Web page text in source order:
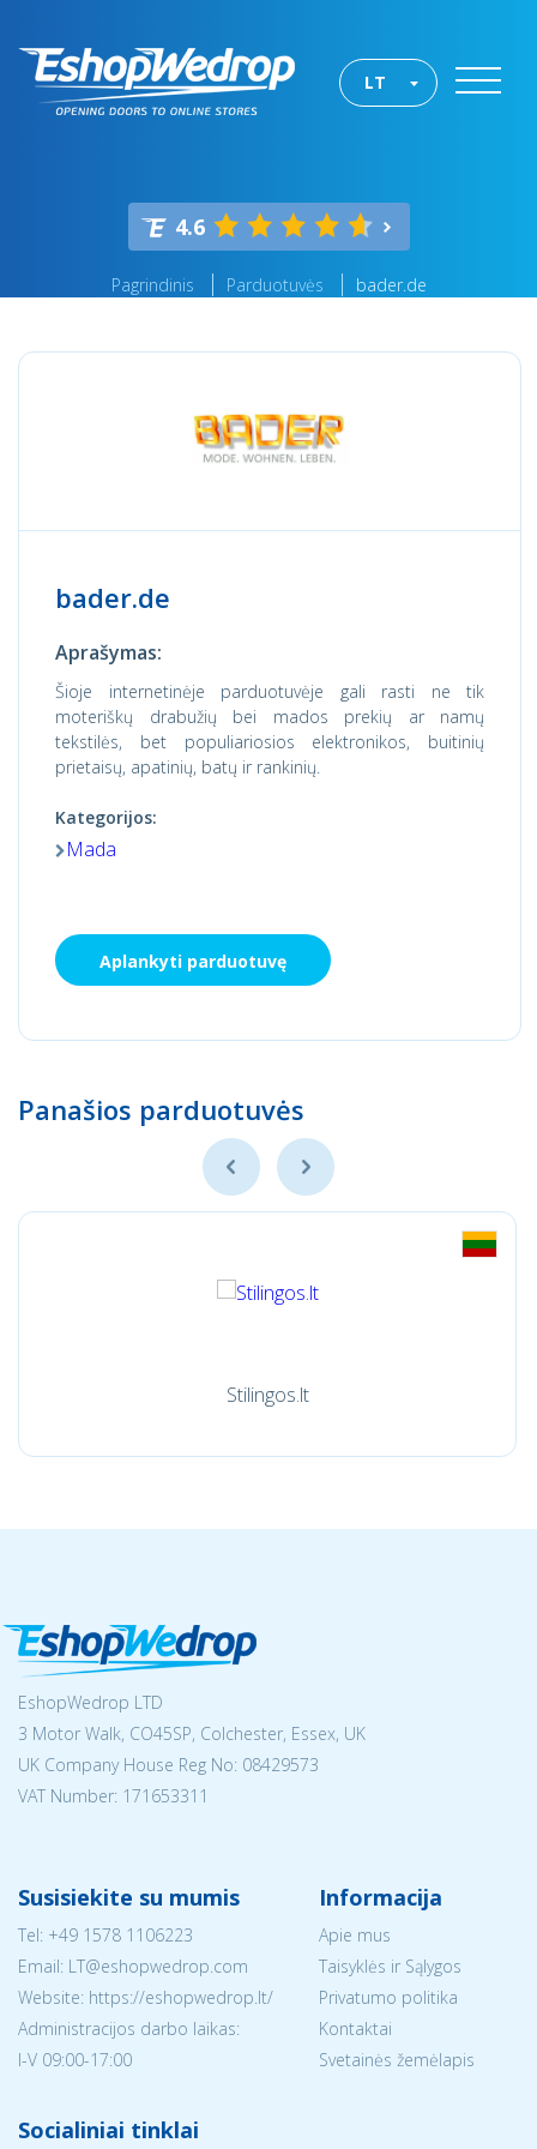
LT
4.6
Pagrindinis Parduotuvės bader.de
bader.de
Aprašymas:
Šioje internetinėje parduotuvėje gali rasti ne tik
moteriškų drabužių bei mados prekių ar namų
tekstilės, bet populiariosios elektronikos, buitinių
prietaisų, apatinių, batų ir rankinių.
Kategorijos:
Mada
Aplankyti parduotuvę
Panašios parduotuvės
Stilingos.lt
EshopWedrop LTD
3 Motor Walk, CO45SP, Colchester, Essex, UK
UK Company House Reg No: 08429573
VAT Number: 171653311
Susisiekite su mumis
Tel: +49 1578 1106223
Email: LT@eshopwedrop.com
Website: https://eshopwedrop.lt/
Administracijos darbo laikas:
I-V 09:00-17:00
Informacija
Apie mus
Taisyklės ir Sąlygos
Privatumo politika
Kontaktai
Svetainės žemėlapis
Socialiniai tinklai